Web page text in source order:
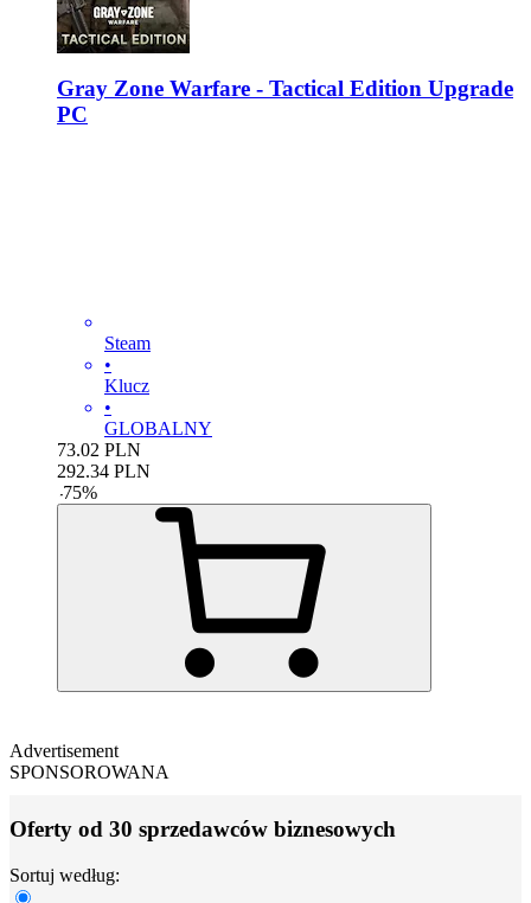
Gray Zone Warfare - Tactical Edition Upgrade
PC
Steam
•
Klucz
•
GLOBALNY
73.02 PLN
292.34 PLN
-75%
Advertisement
SPONSOROWANA
Oferty od 30 sprzedawców biznesowych
Sortuj według: